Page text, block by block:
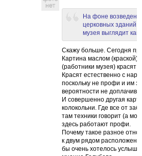
На фоне
церковных зданий
музея выглядит
Скажу больше. Сегодня
Картина маслом
(работники музея) красят
Красят естественно с
поскольку не профи и им
вероятности не
И совершенно другая
колокольни. Где все от
там техники говорит (а
здесь работают профи.
Почему такое разное
к двум рядом
бы очень хотелось